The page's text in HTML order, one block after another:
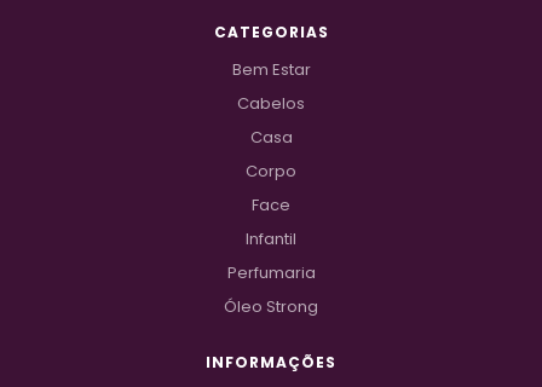
CATEGORIAS
Bem Estar
Cabelos
Casa
Corpo
Face
Infantil
Perfumaria
Óleo Strong
INFORMAÇÕES